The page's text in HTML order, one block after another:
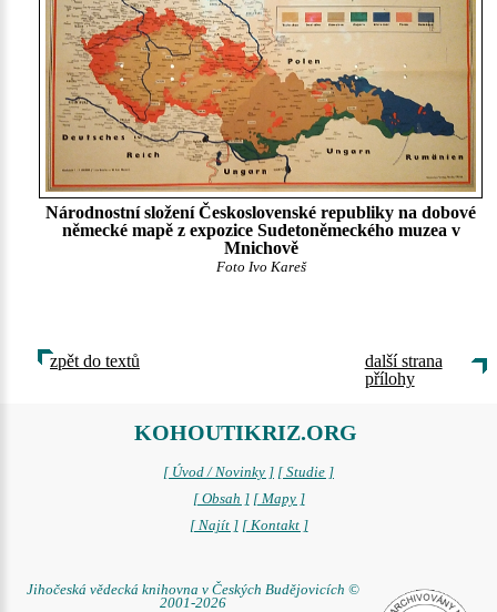
Národnostní složení Československé republiky na dobové
německé mapě z expozice Sudetoněmeckého muzea v
Mnichově
Foto Ivo Kareš
zpět do textů
další strana
přílohy
KOHOUTIKRIZ.ORG
[ Úvod / Novinky ] [ Studie ]
[ Obsah ] [ Mapy ]
[ Najít ] [ Kontakt ]
Jihočeská vědecká knihovna v Českých Budějovicích ©
2001-2026